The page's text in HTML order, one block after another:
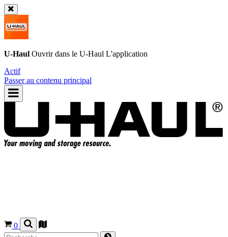
U-Haul Ouvrir dans le U-Haul L'application
Actif
Passer au contenu principal
0